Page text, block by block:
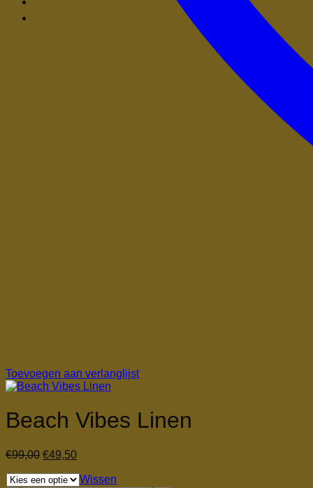
Toevoegen aan verlanglijst
Beach Vibes Linen
€99,00 Oorspronkelijke
was:
€49,50Huidige
is:
Wissen